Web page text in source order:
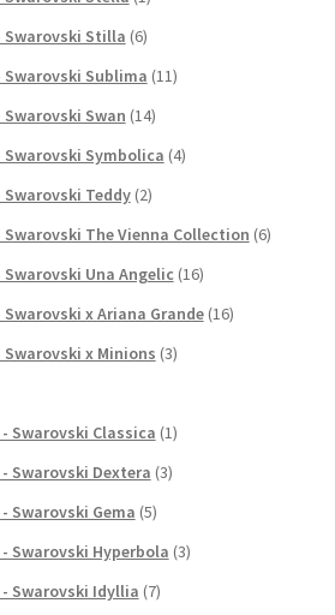
Swarovski Stilla (6)
Sublima (11)
Swan (14)
Symbolica (4)
Teddy (2)
The Vienna Collection (6)
Una Angelic (16)
x Ariana Grande (16)
x Minions (3)
Swarovski Classica (1)
Swarovski Dextera (3)
Swarovski Gema (5)
Swarovski Hyperbola (3)
Swarovski Idyllia (7)